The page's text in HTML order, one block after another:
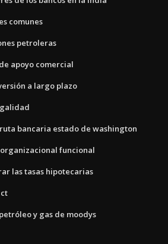
comunes
petroleras
apoyo comercial
a largo plazo
bancaria estado de washington
funcional
las tasas hipotecarias
y gas de moodys